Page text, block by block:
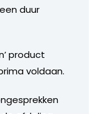
duur
product
voldaan.